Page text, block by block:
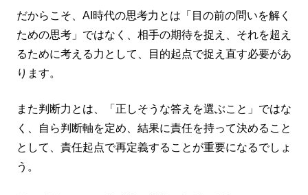
だからこそ、AI時代の思考力とは「目の前の問いを解く
ための思考」ではなく、相手の期待を捉え、それを超え
るために考える力として、目的起点で捉え直す必要があ
ります。
また判断力とは、「正しそうな答えを選ぶこと」ではな
く、自ら判断軸を定め、結果に責任を持って決めること
として、責任起点で再定義することが重要になるでしょ
う。